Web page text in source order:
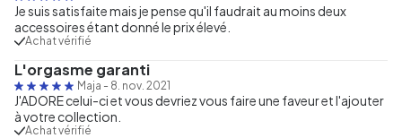
Je suis satisfaite mais je pense qu'il faudrait au moins deux
accessoires étant donné le prix élevé.
Achat vérifié
L'orgasme garanti
Maja - 8. nov. 2021
J'ADORE celui-ci et vous devriez vous faire une faveur et l'ajouter
à votre collection.
Achat vérifié